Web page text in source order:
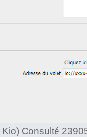
Consulté